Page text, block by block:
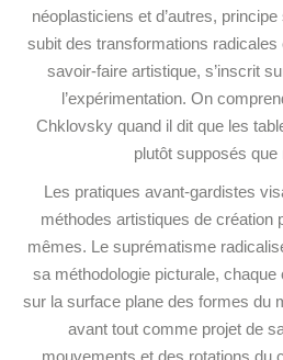
néoplasticiens et d’autres,
subit des transformations
savoir-faire artistique, s’inscrit
l’expérimentation. On
Chklovsky quand il dit que les
plutôt supposés que
Les pratiques avant-gardistes
méthodes artistiques de création
mêmes. Le suprématisme
sa méthodologie picturale,
sur la surface plane des formes du
avant tout comme projet de
mouvements et des rotations du